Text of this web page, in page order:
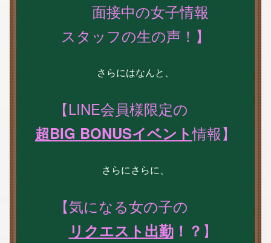
面接中の女子情報
スタッフの生の声！】
さらにはなんと、
【LINE会員様限定の
超BIG BONUSイベント情報】
さらにさらに、
【気になる女の子の
リクエスト出勤！？ 】